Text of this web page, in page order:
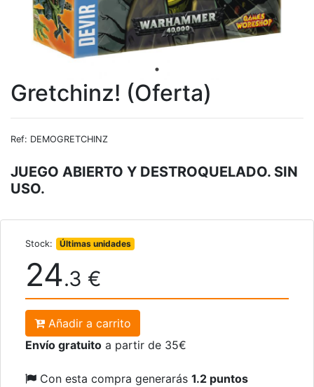
Gretchinz! (Oferta)
Ref: DEMOGRETCHINZ
JUEGO ABIERTO Y DESTROQUELADO. SIN
USO.
Stock: Últimas unidades
24.3 €
Añadir a carrito
Envío gratuito a partir de 35€
Con esta compra generarás 1.2 puntos